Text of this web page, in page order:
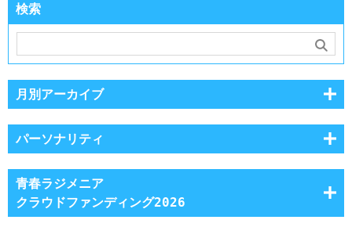
検索
月別アーカイブ
パーソナリティ
青春ラジメニア
クラウドファンディング2026